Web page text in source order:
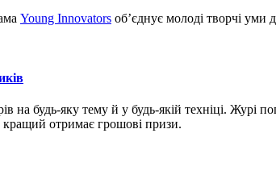
Young Innovators об’єднує молоді творчі уми
попросить обраних авторів представити оригінали робіт і вибере близько 70 художників для
кращий отримає грошові призи.